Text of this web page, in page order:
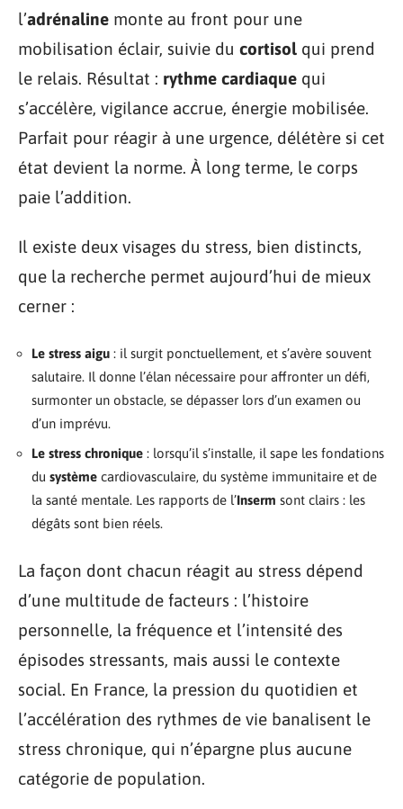
l’adrénaline monte au front pour une
mobilisation éclair, suivie du cortisol qui prend
le relais. Résultat : rythme cardiaque qui
s’accélère, vigilance accrue, énergie mobilisée.
Parfait pour réagir à une urgence, délétère si cet
état devient la norme. À long terme, le corps
paie l’addition.
Il existe deux visages du stress, bien distincts,
que la recherche permet aujourd’hui de mieux
cerner :
Le stress aigu : il surgit ponctuellement, et s’avère souvent
salutaire. Il donne l’élan nécessaire pour affronter un défi,
surmonter un obstacle, se dépasser lors d’un examen ou
d’un imprévu.
Le stress chronique : lorsqu’il s’installe, il sape les fondations
du système cardiovasculaire, du système immunitaire et de
la santé mentale. Les rapports de l’Inserm sont clairs : les
dégâts sont bien réels.
La façon dont chacun réagit au stress dépend
d’une multitude de facteurs : l’histoire
personnelle, la fréquence et l’intensité des
épisodes stressants, mais aussi le contexte
social. En France, la pression du quotidien et
l’accélération des rythmes de vie banalisent le
stress chronique, qui n’épargne plus aucune
catégorie de population.